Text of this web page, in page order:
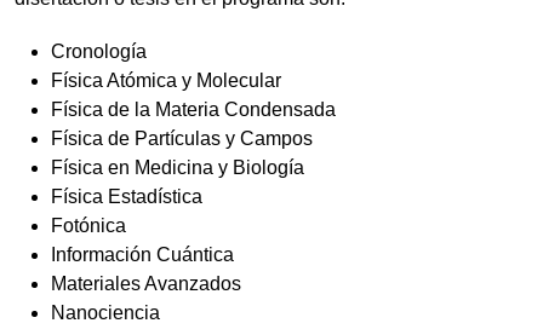
Cronología
Física Atómica y Molecular
Física de la Materia Condensada
Física de Partículas y Campos
Física en Medicina y Biología
Física Estadística
Fotónica
Información Cuántica
Materiales Avanzados
Nanociencia